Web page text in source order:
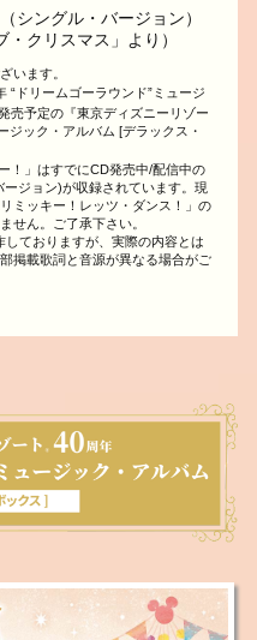
シングル・バージョン）
・クリスマス」より）
います。
“ドリームゴーラウンド”ミュージ
売予定の『東京ディズニーリゾー
ジック・アルバム [デラックス・
！」はすでにCD発売中/配信中の
ージョン)が収録されています。現
ミッキー！レッツ・ダンス！」の
せん。ご了承下さい。
ておりますが、実際の内容とは
掲載歌詞と音源が異なる場合がご